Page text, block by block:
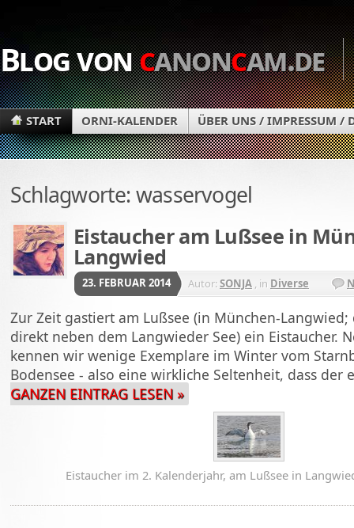
Blog voncanoncam.de
START ORNI-KALENDER ÜBER UNS / IMPRESSUM /
Schlagworte: wasservogel
Eistaucher am Lußsee in
Langwied
23. FEBRUAR 2014 Autor:SONJA , in Diverse
Zur Zeit gastiert am Lußsee (in München-Langwied;
direkt neben dem Langwieder See) ein Eistaucher.
kennen wir wenige Exemplare im Winter vom
Bodensee - also eine wirkliche Seltenheit, dass der
GANZEN EINTRAG LESEN »
Eistaucher im 2. Kalenderjahr, am Lußsee in